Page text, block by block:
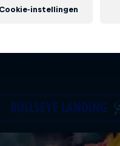
BULLSEYE LANDING
Cookie-instellingen